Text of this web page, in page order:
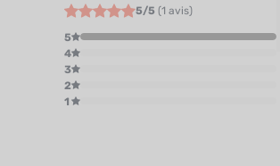
5/5 (1 avis)
5
4
3
2
1